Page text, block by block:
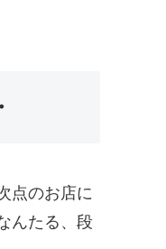
点のお店に
んたる、段